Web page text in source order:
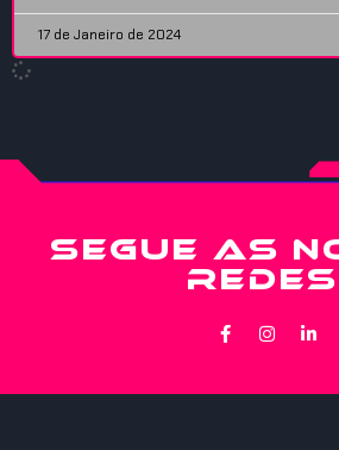
17 de Janeiro de 2024
SEGUE AS